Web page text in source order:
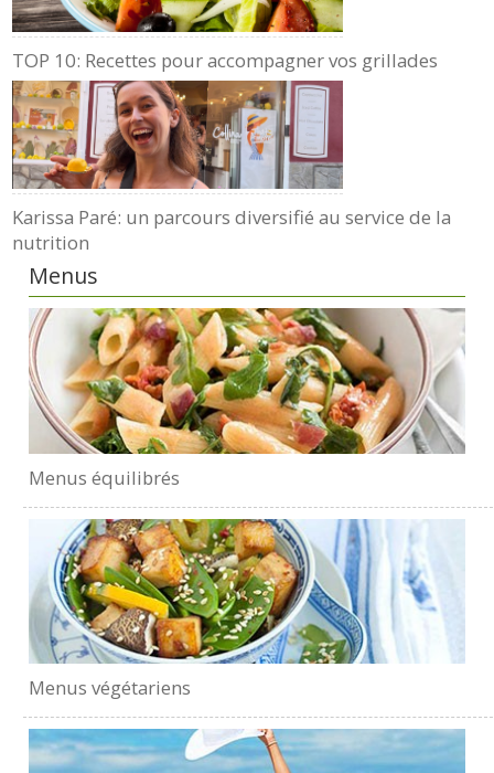
TOP 10: Recettes pour accompagner vos grillades
Karissa Paré: un parcours diversifié au service de la
nutrition
Menus
Menus équilibrés
Menus végétariens